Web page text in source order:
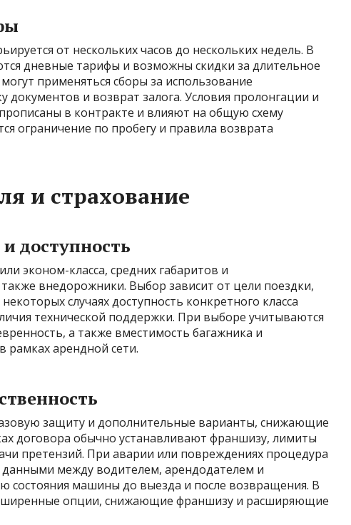
от нескольких часов до нескольких недель. В
дневные тарифы и возможны скидки за длительное
применяться сборы за использование
документов и возврат залога. Условия пролонгации и
в контракте и влияют на общую схему
ограничение по пробегу и правила возврата
и страхование
доступность
эконом-класса, средних габаритов и
также внедорожники. Выбор зависит от цели поездки,
случаях доступность конкретного класса
технической поддержки. При выборе учитываются
а также вместимость багажника и
арендной сети.
защиту и дополнительные варианты, снижающие
договора обычно устанавливают франшизу, лимиты
претензий. При аварии или повреждениях процедура
между водителем, арендодателем и
состояния машины до выезда и после возвращения. В
опции, снижающие франшизу и расширяющие